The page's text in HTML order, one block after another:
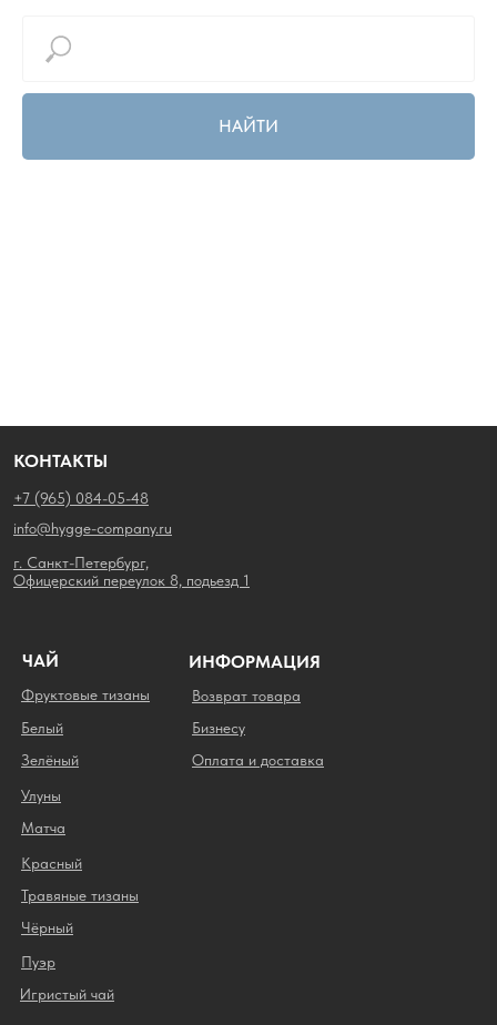
НАЙТИ
ЧАЙ
Фруктовые тизаны
Пуэр
Игристый чай
Чёрный
Травяные тизаны
Красный
Матча
Улуны
Зелёный
Белый
ИНФОРМАЦИЯ
Оплата и доставка
Возврат товара
Бизнесу
КОНТАКТЫ
г. Санкт-Петербург,
Офицерский переулок 8, подьезд 1
info@hygge-company.ru
+7 (965) 084-05-48